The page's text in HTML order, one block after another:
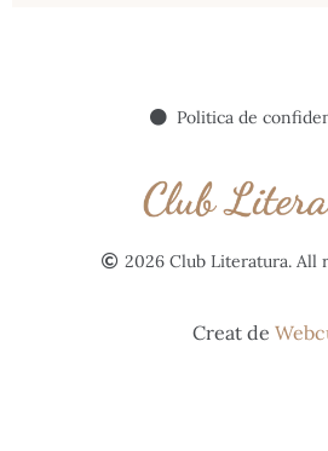
Politica de
2026 Club Literatura. All
Creat de